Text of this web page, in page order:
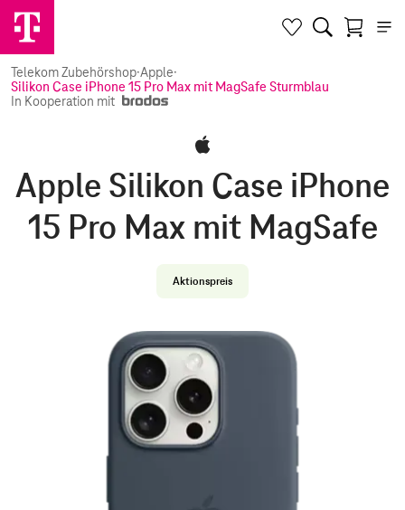
Telekom Zubehörshop·Apple·
Silikon Case iPhone 15 Pro Max mit MagSafe Sturmblau
In Kooperation mit
Apple Silikon Case iPhone
15 Pro Max mit MagSafe
Aktionspreis